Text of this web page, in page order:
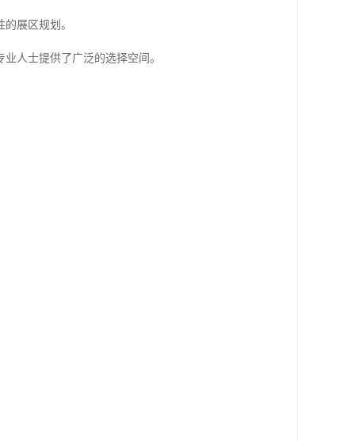
展区规划。
人士提供了广泛的选择空间。